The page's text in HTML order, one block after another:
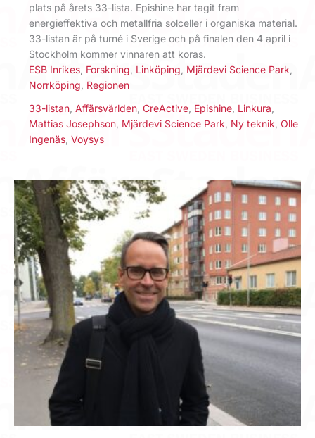
plats på årets 33-lista. Epishine har tagit fram
energieffektiva och metallfria solceller i organiska material.
33-listan är på turné i Sverige och på finalen den 4 april i
Stockholm kommer vinnaren att koras.
ESB Inrikes Forskning Linköping Mjärdevi Science Park
Norrköping Regionen
33-listan Affärsvärlden CreActive Epishine Linkura
Mattias Josephson Mjärdevi Science Park Ny teknik Olle
Ingenäs Voysys